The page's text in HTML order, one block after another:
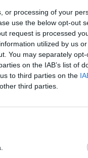
or processing of your
use the below opt-out
request is processed
utilized by us
You may separately
on the IAB’s list of
to third parties on the
third parties.
expuesto
el
año",